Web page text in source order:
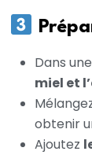
Dans
miel et
obtenir
Ajoutez